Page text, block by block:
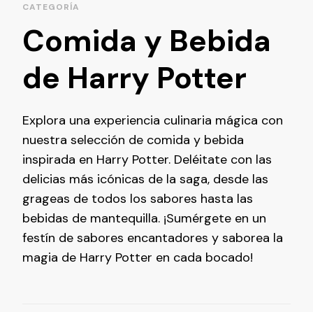
CATEGORÍA
Comida y Bebida
de Harry Potter
Explora una experiencia culinaria mágica con
nuestra selección de comida y bebida
inspirada en Harry Potter. Deléitate con las
delicias más icónicas de la saga, desde las
grageas de todos los sabores hasta las
bebidas de mantequilla. ¡Sumérgete en un
festín de sabores encantadores y saborea la
magia de Harry Potter en cada bocado!